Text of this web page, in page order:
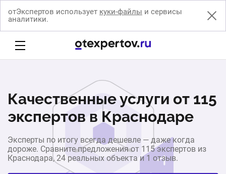
отЭкспертов использует куки-файлы и сервисы
аналитики.
Качественные услуги от 115
экспертов в Краснодаре
Эксперты по итогу всегда дешевле — даже когда
дороже. Сравните предложения от 115 экспертов из
Краснодара, 24 реальных объекта и 1 отзыв.